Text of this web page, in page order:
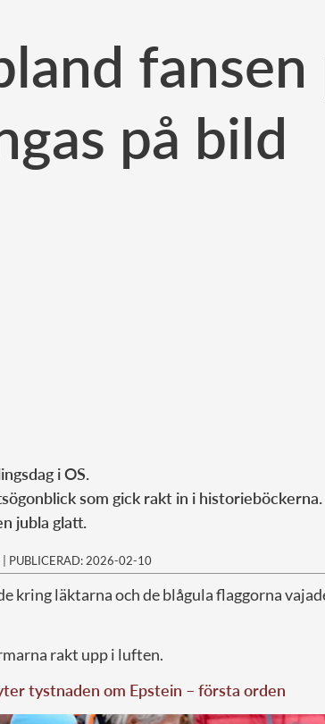
på bild
i OS.
som gick rakt in i historieböckerna.
jubla glatt.
| PUBLICERAD: 2026-02-10
kring läktarna och de blågula flaggorna
rakt upp i luften.
tystnaden om Epstein – första orden